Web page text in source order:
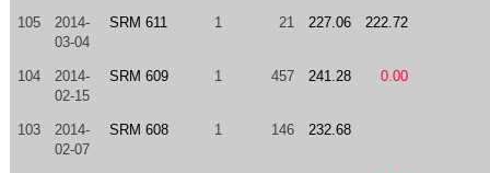
105
2014-
03-04
SRM 611 1 21 227.06 222.72
104
2014-
02-15
SRM 609 1 457 241.28 0.00
103
2014-
02-07
SRM 608 1 146 232.68